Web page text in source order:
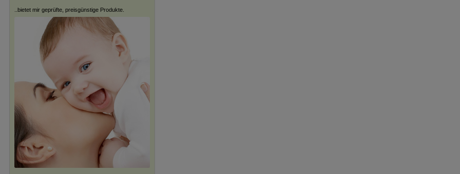
..bietet mir geprüfte, preisgünstige Produkte.